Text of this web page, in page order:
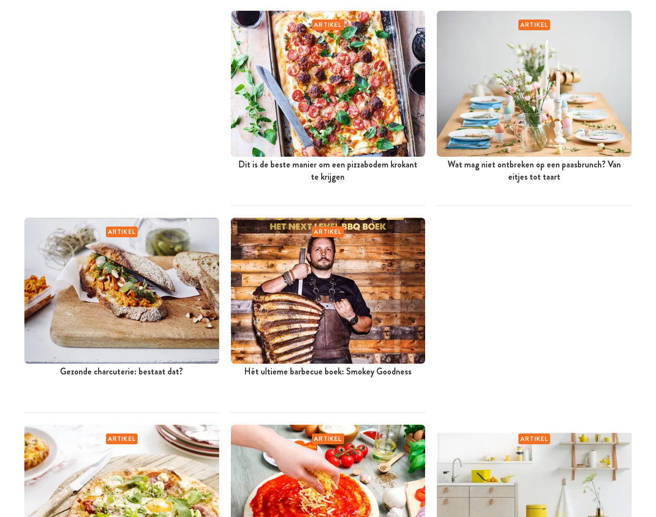
ARTIKEL
Dit is de beste manier om een pizzabodem krokant
te krijgen
ARTIKEL
Wat mag niet ontbreken op een paasbrunch? Van
eitjes tot taart
ARTIKEL
Gezonde charcuterie: bestaat dat?
ARTIKEL
Hét ultieme barbecue boek: Smokey Goodness
ARTIKEL ARTIKEL ARTIKEL